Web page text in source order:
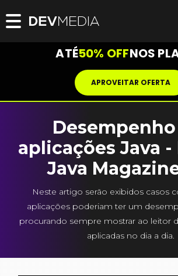
ATÉ50% OFFNOS
APROVEITAR OFERTA
aplicações Java -
Java
Neste artigo serão exibidos casos
aplicações poderiam ter um
procurando sempre mostrar ao leitor
aplicadas no dia a dia.